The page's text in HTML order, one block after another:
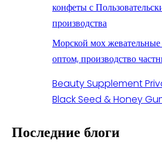
конфеты с
производства
Морской мох
оптом, производство
Beauty Supplement
Black Seed & Honey
Последние блоги